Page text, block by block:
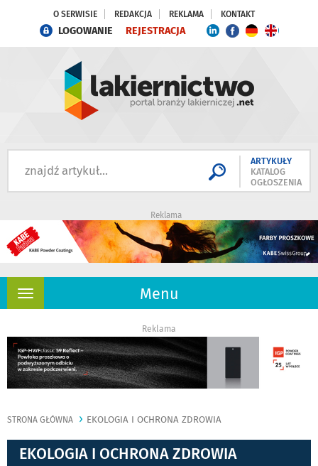
O SERWISIE REDAKCJA REKLAMA KONTAKT
LOGOWANIE REJESTRACJA
ARTYKUŁY
KATALOG
OGŁOSZENIA
Reklama
Menu
Rozwiń
Reklama
STRONA GŁÓWNA EKOLOGIA I OCHRONA ZDROWIA
EKOLOGIA I OCHRONA ZDROWIA